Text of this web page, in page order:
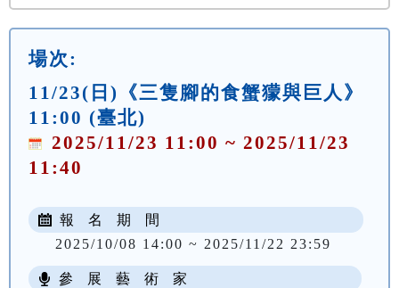
場次:
11/23(日)《三隻腳的食蟹獴與巨人》
11:00 (臺北)
2025/11/23 11:00 ~ 2025/11/23
11:40
報 名 期 間
2025/10/08 14:00 ~ 2025/11/22 23:59
參 展 藝 術 家